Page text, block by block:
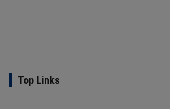
Top Links